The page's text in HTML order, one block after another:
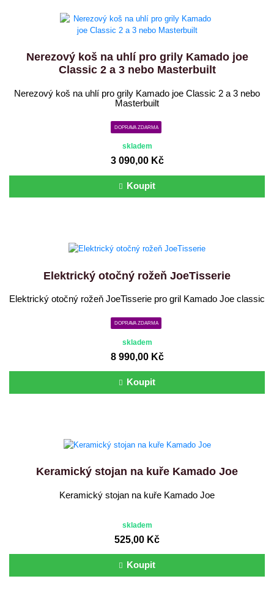
Nerezový koš na uhlí pro grily Kamado joe
Classic 2 a 3 nebo Masterbuilt
Nerezový koš na uhlí pro grily Kamado joe Classic 2 a 3 nebo
Masterbuilt
DOPRAVA ZDARMA
skladem
3 090,00 Kč
Koupit
Elektrický otočný rožeň JoeTisserie
Elektrický otočný rožeň JoeTisserie pro gril Kamado Joe classic
DOPRAVA ZDARMA
skladem
8 990,00 Kč
Koupit
Keramický stojan na kuře Kamado Joe
Keramický stojan na kuře Kamado Joe
skladem
525,00 Kč
Koupit